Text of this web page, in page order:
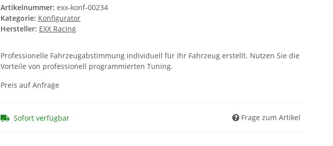
Artikelnummer: exx-konf-00234
Kategorie: Konfigurator
Hersteller: EXX Racing
Professionelle Fahrzeugabstimmung individuell für Ihr Fahrzeug erstellt. Nutzen Sie die
Vorteile von professionell programmierten Tuning.
Preis auf Anfrage
Sofort verfügbar Frage zum Artikel